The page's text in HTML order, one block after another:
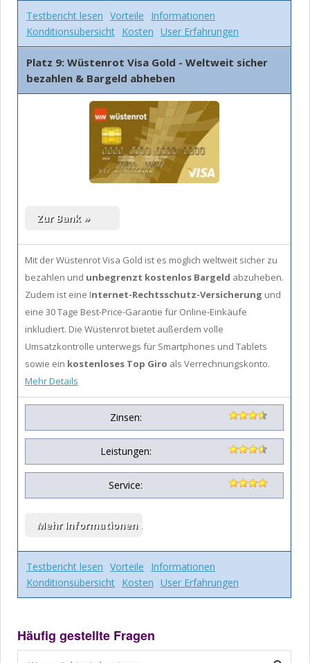
Testbericht lesen Vorteile
Informationen
Konditionsübersicht Kosten User Erfahrungen
Platz 9: Wüstenrot Visa Gold - Weltweit sicher
bezahlen & Bargeld abheben
Mit der Wüstenrot Visa Gold ist es möglich weltweit sicher zu
bezahlen und unbegrenzt kostenlos Bargeld abzuheben.
Zudem ist eine Internet-Rechtsschutz-Versicherung und
eine 30 Tage Best-Price-Garantie für Online-Einkäufe
inkludiert. Die Wüstenrot bietet außerdem volle
Umsatzkontrolle unterwegs für Smartphones und Tablets
sowie ein kostenloses Top Giro als Verrechnungskonto.
Mehr Details
Zinsen:
Leistungen:
Service:
Testbericht lesen Vorteile
Informationen
Konditionsübersicht Kosten User Erfahrungen
Häufig gestellte Fragen